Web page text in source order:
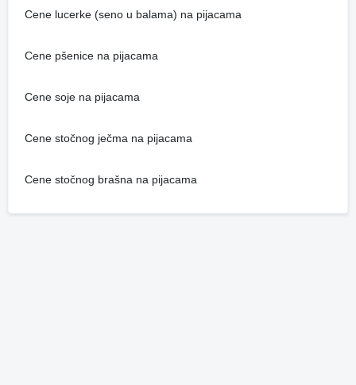
Cene lucerke (seno u balama) na pijacama
Cene pšenice na pijacama
Cene soje na pijacama
Cene stočnog ječma na pijacama
Cene stočnog brašna na pijacama